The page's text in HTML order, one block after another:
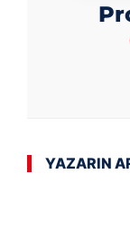
YAZARIN